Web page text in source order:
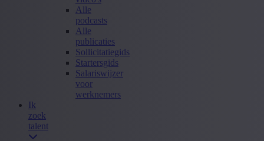
Alle
podcasts
Alle
publicaties
Sollicitatiegids
Startersgids
Salariswijzer
voor
werknemers
Ik
zoek
talent